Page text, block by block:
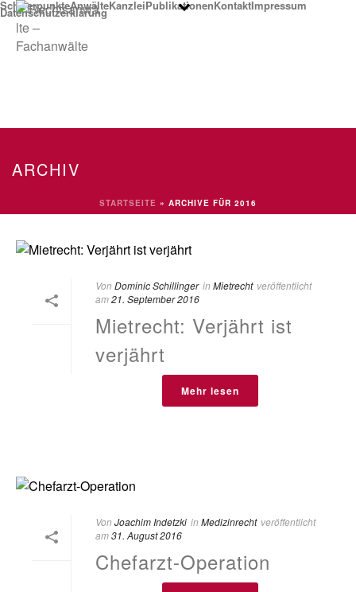
SchwerpunkteAnwälteKanzleiPublikationenKontaktImpressum
Datenschutzerklärung
ARCHIV
STARTSEITE » ARCHIVE FÜR 2016
Von Dominic Schillinger in Mietrecht veröffentlicht
am21. September 2016
Mietrecht: Verjährt ist
verjährt
Mehr lesen
Von Joachim Indetzki in Medizinrecht veröffentlicht
am31. August 2016
Chefarzt-Operation